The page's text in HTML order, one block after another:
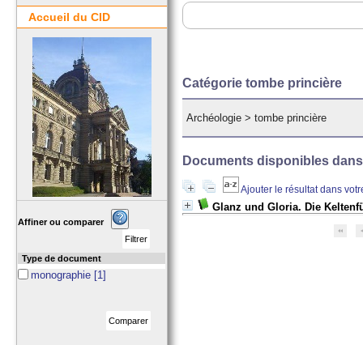
Catégorie tombe princière
Archéologie >tombe princière
Documents disponibles
Ajouter le résultat dans
Glanz und Gloria. Die
Accueil du CID
Affiner ou comparer
Type de document
monographie [1]